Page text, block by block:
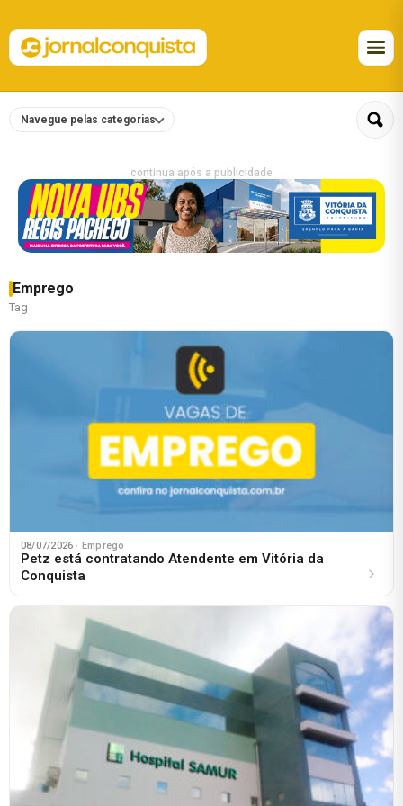
Navegue pelas categorias
continua após a publicidade
Emprego
Tag
08/07/2026 · Emprego
Petz está contratando Atendente em Vitória da
Conquista